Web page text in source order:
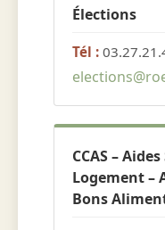
Élections
Tél :
CCAS –
Logement –
Bons